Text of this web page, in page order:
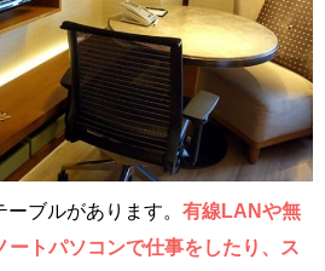
ブルがあります。 有線LANや無
ートパソコンで仕事をしたり、ス